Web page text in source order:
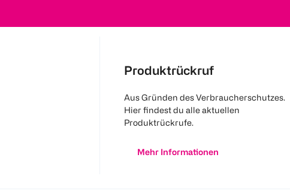
Produktrückruf
Aus Gründen des Verbraucherschutzes.
Hier findest du alle aktuellen
Produktrückrufe.
Mehr Informationen